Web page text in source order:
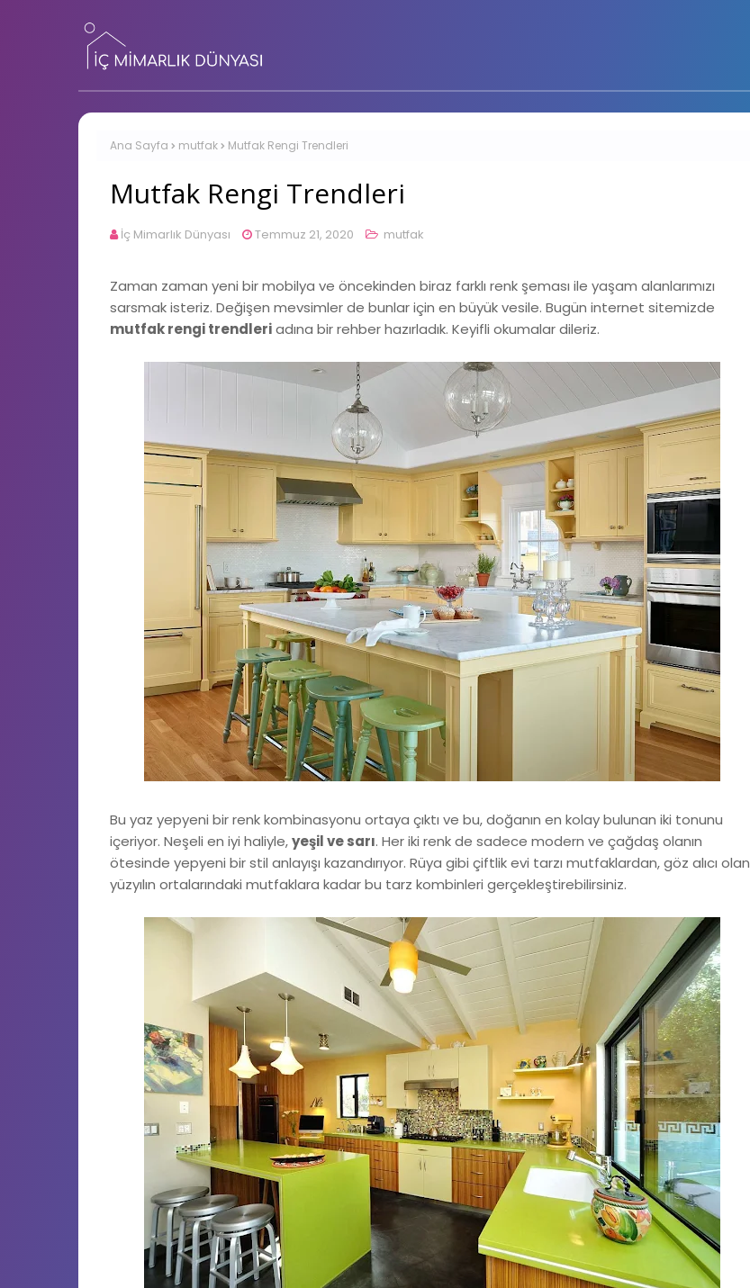
Ana Sayfa mutfak Mutfak Rengi Trendleri
Mutfak Rengi Trendleri
İç Mimarlık Dünyası Temmuz 21, 2020 mutfak
Zaman zaman yeni bir mobilya ve öncekinden biraz farklı renk şeması ile yaşam alanlarımızı
sarsmak isteriz. Değişen mevsimler de bunlar için en büyük vesile. Bugün internet sitemizde
mutfak rengi trendleriadına bir rehber hazırladık. Keyifli okumalar dileriz.
Bu yaz yepyeni bir renk kombinasyonu ortaya çıktı ve bu, doğanın en kolay bulunan iki tonunu
içeriyor. Neşeli en iyi haliyle,yeşil ve sarı. Her iki renk de sadece modern ve çağdaş olanın
ötesinde yepyeni bir stil anlayışı kazandırıyor. Rüya gibi çiftlik evi tarzı mutfaklardan, göz alıcı olan
yüzyılın ortalarındaki mutfaklara kadar bu tarz kombinleri gerçekleştirebilirsiniz.